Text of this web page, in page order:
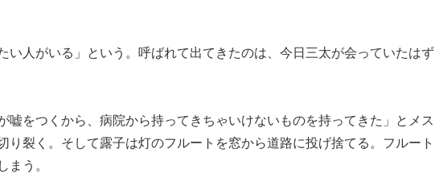
い人がいる」という。呼ばれて出てきたのは、今日三太が会っていたはず
嘘をつくから、病院から持ってきちゃいけないものを持ってきた」とメス
り裂く。そして露子は灯のフルートを窓から道路に投げ捨てる。フルート
まう。